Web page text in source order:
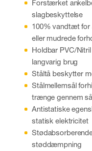
Forstærket
slagbeskyttelse
100% vandtæt for
eller mudrede
Holdbar PVC/
langvarig brug
Ståltå beskytter
Stålmellemsål
trænge gennem
Antistatiske
statisk elektricitet
støddæmpning